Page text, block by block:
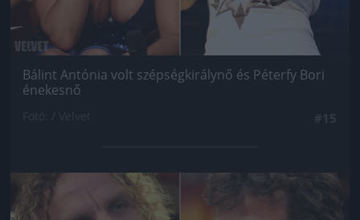
Bálint Antónia volt szépségkirálynő és Péterfy Bori
énekesnő
Jön még kép!